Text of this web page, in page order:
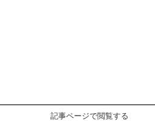
記事ページで閲覧する